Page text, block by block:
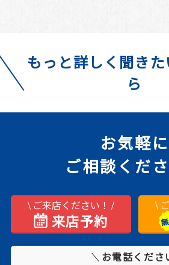
もっと詳しく聞き
ら
お気軽に
ご相談くださ
ご来店ください！
来店予約
お電話くださ